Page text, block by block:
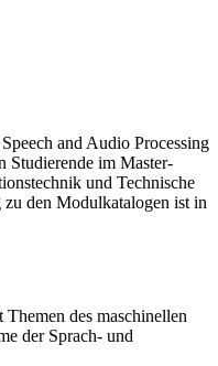
and Audio Processing
Studierende im Master-
und Technische
den Modulkatalogen ist in
des maschinellen
der Sprach- und